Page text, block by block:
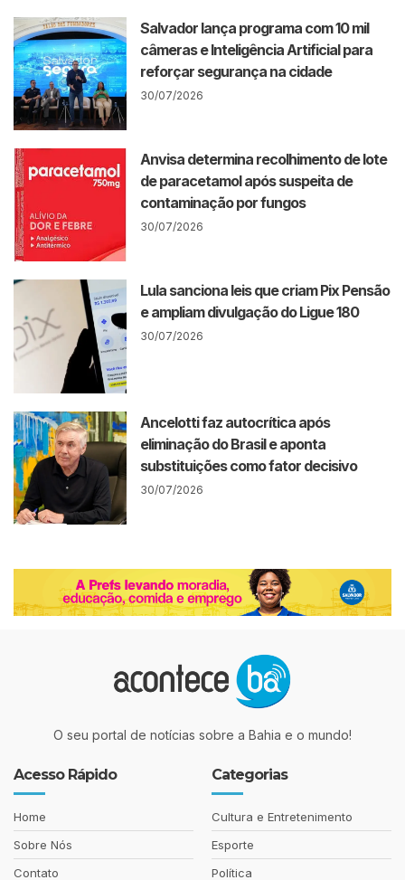
Salvador lança programa com 10 mil
câmeras e Inteligência Artificial para
reforçar segurança na cidade
30/07/2026
Anvisa determina recolhimento de lote
de paracetamol após suspeita de
contaminação por fungos
30/07/2026
Lula sanciona leis que criam Pix Pensão
e ampliam divulgação do Ligue 180
30/07/2026
Ancelotti faz autocrítica após
eliminação do Brasil e aponta
substituições como fator decisivo
30/07/2026
O seu portal de notícias sobre a Bahia e o mundo!
Acesso Rápido
Home
Sobre Nós
Contato
Categorias
Cultura e Entretenimento
Esporte
Política